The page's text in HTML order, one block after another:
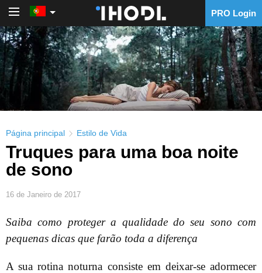
PRO Login
Página principal Estilo de Vida
Truques para uma boa noite
de sono
16 de Janeiro de 2017
Saiba como proteger a qualidade do seu sono com
pequenas dicas que farão toda a diferença
A sua rotina noturna consiste em deixar-se adormecer